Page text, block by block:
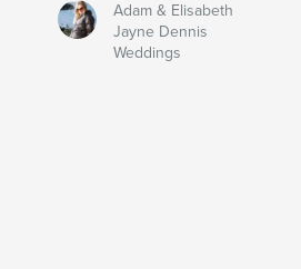
Adam & Elisabeth
Jayne Dennis
Weddings